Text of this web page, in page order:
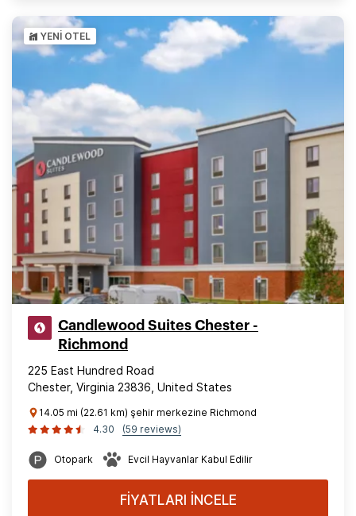
YENI OTEL
Candlewood Suites Chester -
Richmond
225 East Hundred Road
Chester, Virginia 23836, United States
14.05 mi (22.61 km) şehir merkezine Richmond
4.30
(59 reviews)
Otopark Evcil Hayvanlar Kabul Edilir
FİYATLARI İNCELE